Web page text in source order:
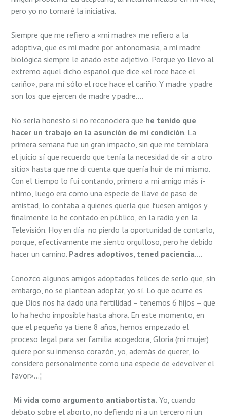
pero yo no tomaré la iniciativa.
Siempre que me refiero a «mi madre» me refiero a la
adoptiva, que es mi madre por antonomasia, a mi madre
biológica siempre le añado este adjetivo. Porque yo llevo al
extremo aquel dicho español que dice «el roce hace el
cariño», para mí­ sólo el roce hace el cariño. Y madre y padre
son los que ejercen de madre y padre….
No serí­a honesto si no reconociera que he tenido que
hacer un trabajo en la asunción de mi condición. La
primera semana fue un gran impacto, sin que me temblara
el juicio sí que recuerdo que tenía la necesidad de «ir a otro
sitio» hasta que me di cuenta que querí­a huir de mí­ mismo.
Con el tiempo lo fui contando, primero a mi amigo más í­
ntimo, luego era como una especie de llave de paso de
amistad, lo contaba a quienes querí­a que fuesen amigos y
finalmente lo he contado en público, en la radio y en la
Televisión. Hoy en día no pierdo la oportunidad de contarlo,
porque, efectivamente me siento orgulloso, pero he debido
hacer un camino. Padres adoptivos, tened paciencia….
Conozco algunos amigos adoptados felices de serlo que, sin
embargo, no se plantean adoptar, yo sí­. Lo que ocurre es
que Dios nos ha dado una fertilidad – tenemos 6 hijos – que
lo ha hecho imposible hasta ahora. En este momento, en
que el pequeño ya tiene 8 años, hemos empezado el
proceso legal para ser familia acogedora, Gloria (mi mujer)
quiere por su inmenso corazón, yo, además de querer, lo
considero personalmente como una especie de «devolver el
favor»…¦
Mi vida como argumento antiabortista. Yo, cuando
debato sobre el aborto, no defiendo ni a un tercero ni un